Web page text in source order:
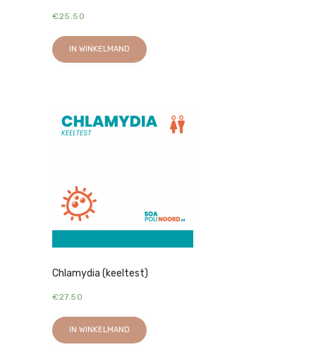
€25.50
IN WINKELMAND
Chlamydia (keeltest)
€27.50
IN WINKELMAND